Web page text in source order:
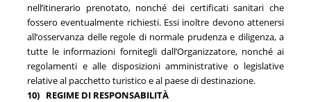
nell’itinerario prenotato, nonché dei certificati sanitari che
fossero eventualmente richiesti. Essi inoltre devono attenersi
all’osservanza delle regole di normale prudenza e diligenza, a
tutte le informazioni fornitegli dall’Organizzatore, nonché ai
regolamenti e alle disposizioni amministrative o legislative
relative al pacchetto turistico e al paese di destinazione.
10) REGIME DI RESPONSABILITÀ